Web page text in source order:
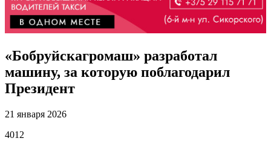
«Бобруйскагромаш» разработал
машину, за которую поблагодарил
Президент
21 января 2026
4012